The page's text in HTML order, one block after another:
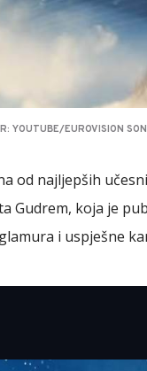
YOUTUBE/EUROVISION
od najljepših
Gudrem, koja je
i uspješne